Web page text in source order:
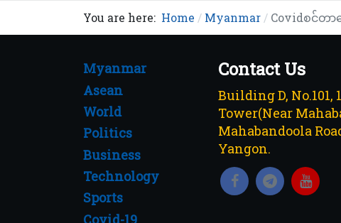
You are here: Home Myanmar Covidစင်တာ
Myanmar
Asean
World
Politics
Business
Technology
Sports
Covid-19
Contact Us
Building D, No.101,
Tower(Near
Mahabandoola
Yangon.